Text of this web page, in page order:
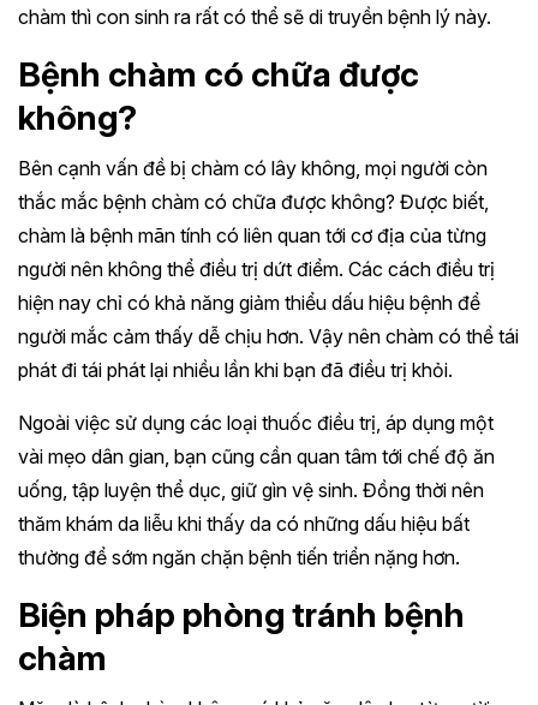
chàm thì con sinh ra rất có thể sẽ di truyền bệnh lý này.
Bệnh chàm có chữa được
không?
Bên cạnh vấn đề bị chàm có lây không, mọi người còn
thắc mắc bệnh chàm có chữa được không? Được biết,
chàm là bệnh mãn tính có liên quan tới cơ địa của từng
người nên không thể điều trị dứt điểm. Các cách điều trị
hiện nay chỉ có khả năng giảm thiểu dấu hiệu bệnh để
người mắc cảm thấy dễ chịu hơn. Vậy nên chàm có thể tái
phát đi tái phát lại nhiều lần khi bạn đã điều trị khỏi.
Ngoài việc sử dụng các loại thuốc điều trị, áp dụng một
vài mẹo dân gian, bạn cũng cần quan tâm tới chế độ ăn
uống, tập luyện thể dục, giữ gìn vệ sinh. Đồng thời nên
thăm khám da liễu khi thấy da có những dấu hiệu bất
thường để sớm ngăn chặn bệnh tiến triển nặng hơn.
Biện pháp phòng tránh bệnh
chàm